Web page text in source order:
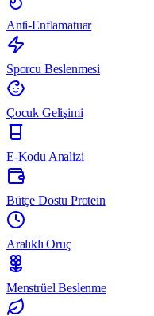
Anti-Enflamatuar
Sporcu Beslenmesi
Çocuk Gelişimi
E-Kodu Analizi
Bütçe Dostu Protein
Aralıklı Oruç
Menstrüel Beslenme